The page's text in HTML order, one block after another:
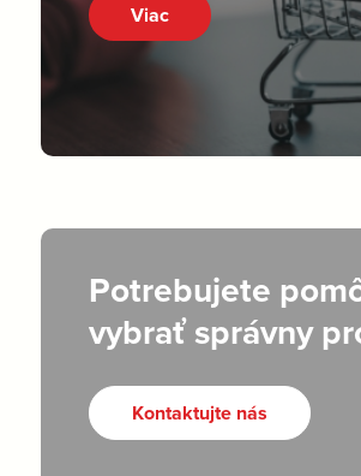
Viac
Potrebujete
vybrať správny
Kontaktujte nás